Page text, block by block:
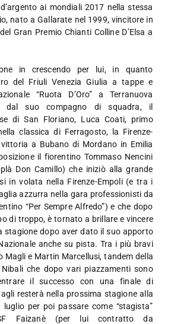
ai mondiali 2017 nella stessa
nato a Gallarate nel 1999, vincitore in
Gran Premio Chianti Colline D’Elsa a
in crescendo per lui, in quanto
del Friuli Venezia Giulia a tappe e
“Ruota D’Oro” a Terranuova
dal suo compagno di squadra, il
di San Floriano, Luca Coati, primo
classica di Ferragosto, la Firenze-
a Bubano di Mordano in Emilia
il fiorentino Tommaso Nencini
Don Camillo) che iniziò alla grande
in volata nella Firenze-Empoli (e tra i
azzurra nella gara professionisti da
“Per Sempre Alfredo”) e che dopo
di troppo, è tornato a brillare e vincere
stagione dopo aver dato il suo apporto
anche su pista. Tra i più bravi
Magli e Martin Marcellusi, tandem della
che dopo vari piazzamenti sono
il successo con una finale di
resterà nella prossima stagione alla
per poi passare come “stagista”
Faizanè (per lui contratto da